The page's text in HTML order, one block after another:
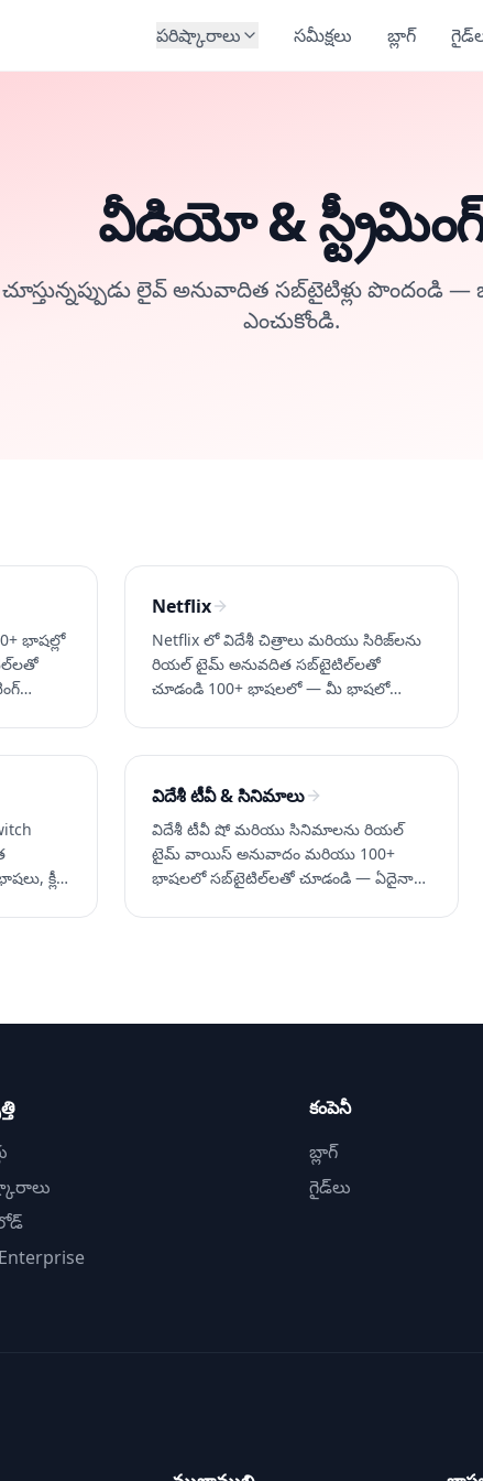
పరిష్కారాలు సమీక్షలు బ్లాగ్
వీడియో &
లైవ్ అనువాదిత సబ్‌టైటిళ్లు పొందండి
ఎంచుకోండి.
భాషల్లో
Netflix
Netflix లో విదేశీ చిత్రాలు మరియు సిరిజ్‌లను
రియల్ టైమ్ అనువదిత సబ్‌టైటిల్‌లతో
చూడండి 100+ భాషలలో — మీ భాషలో
క్లీన్
విదేశీ టీవీ & సినిమాలు
విదేశీ టీవీ షో మరియు సినిమాలను రియల్
టైమ్ వాయిస్ అనువాదం మరియు 100+
భాషలలో సబ్‌టైటిల్‌లతో చూడండి — ఏదైనా
కంపెనీ
బ్లాగ్
గైడ్‌లు